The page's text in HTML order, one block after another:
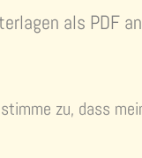
als PDF
zu, dass